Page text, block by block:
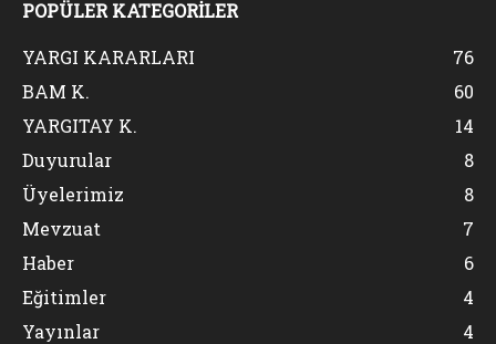
POPÜLER KATEGORİLER
YARGI KARARLARI
76
BAM K.
60
YARGITAY K.
14
Duyurular
8
Üyelerimiz
8
Mevzuat
7
Haber
6
Eğitimler
4
Yayınlar
4